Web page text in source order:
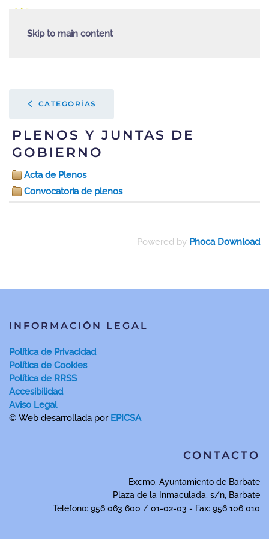
Skip to main content
CATEGORÍAS
PLENOS Y JUNTAS DE
GOBIERNO
Acta de Plenos
Convocatoria de plenos
Powered by Phoca Download
INFORMACIÓN LEGAL
Política de Privacidad
Política de Cookies
Política de RRSS
Accesibilidad
Aviso Legal
© Web desarrollada por EPICSA
CONTACTO
Excmo. Ayuntamiento de Barbate
Plaza de la Inmaculada, s/n, Barbate
Teléfono: 956 063 600 / 01-02-03 - Fax: 956 106 010